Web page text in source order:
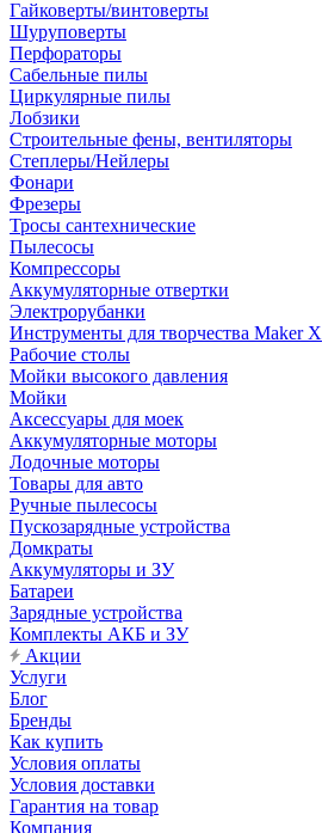
Гайковерты/винтоверты
Шуруповерты
Перфораторы
Сабельные пилы
Циркулярные пилы
Лобзики
Строительные фены, вентиляторы
Степлеры/Нейлеры
Фонари
Фрезеры
Тросы сантехнические
Пылесосы
Компрессоры
Аккумуляторные отвертки
Электрорубанки
Инструменты для творчества Maker X
Рабочие столы
Мойки высокого давления
Мойки
Аксессуары для моек
Аккумуляторные моторы
Лодочные моторы
Товары для авто
Ручные пылесосы
Пускозарядные устройства
Домкраты
Аккумуляторы и ЗУ
Батареи
Зарядные устройства
Комплекты АКБ и ЗУ
Акции
Услуги
Блог
Бренды
Как купить
Условия оплаты
Условия доставки
Гарантия на товар
Компания